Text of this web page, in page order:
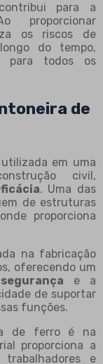
para a
proporcionar
os riscos de
do tempo,
para todos os
de
em uma
civil,
. Uma das
de estruturas
proporciona
na fabricação
oferecendo um
segurança e a
de suportar
funções.
de ferro é na
proporciona a
e